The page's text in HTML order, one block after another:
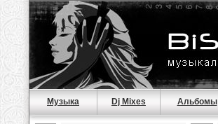
Музыка Dj Mixes Альбомы